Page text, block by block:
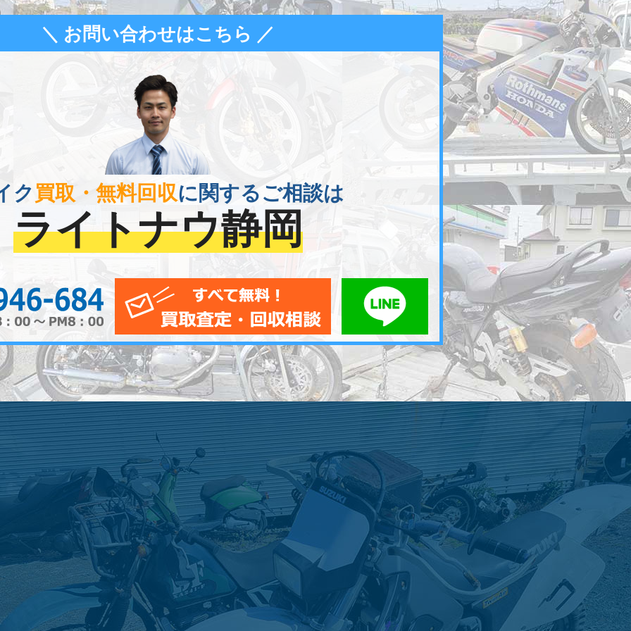
＼ お問い合わせはこちら ／
ク 買取・無料回収に関するご相談は
ライトナウ静岡
0120-956-684 メールでお問い合わせLINEでお問い合わせ